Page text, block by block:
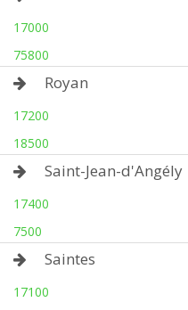
17000
75800
Royan
17200
18500
Saint-Jean-d'Angély
17400
7500
Saintes
17100